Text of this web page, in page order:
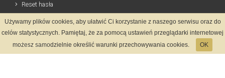
Reset hasła
Informacje
Regulamin
Używamy plików cookies, aby ułatwić Ci korzystanie z naszego serwisu oraz do
celów statystycznych. Pamiętaj, że za pomocą ustawień przeglądarki internetowej
możesz samodzielnie określić warunki przechowywania cookies.
OK